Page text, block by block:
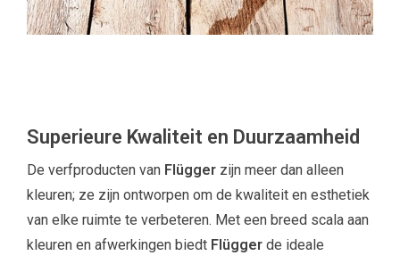
Superieure Kwaliteit en Duurzaamheid
De verfproducten van Flügger zijn meer dan alleen
kleuren; ze zijn ontworpen om de kwaliteit en esthetiek
van elke ruimte te verbeteren. Met een breed scala aan
kleuren en afwerkingen biedt Flügger de ideale